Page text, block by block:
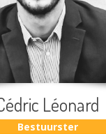
Léonard
Bestuurster